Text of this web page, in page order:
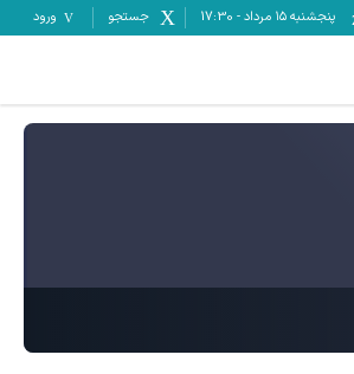
پنجشنبه ۱۵ مرداد -
17:30 جستجو ورود